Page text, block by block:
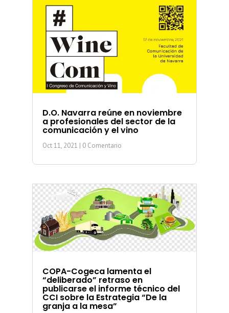
D.O. Navarra reúne en noviembre
a profesionales del sector de la
comunicación y el vino
Oct 11, 2021 | 0 Comentario
COPA-Cogeca lamenta el
“deliberado” retraso en
publicarse el informe técnico del
CCI sobre la Estrategia “De la
granja a la mesa”